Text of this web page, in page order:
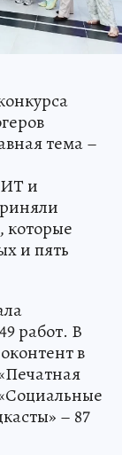
тема –
ИТ и
которые
и пять
работ. В
в
– 87